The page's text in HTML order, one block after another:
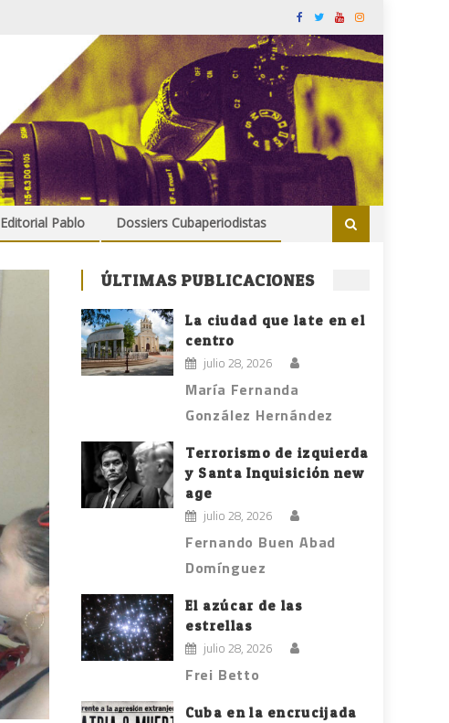
Editorial Pablo Dossiers Cubaperiodistas
ÚLTIMAS PUBLICACIONES
La ciudad que late en el
centro
julio 28, 2026
María Fernanda
González Hernández
Terrorismo de izquierda
y Santa Inquisición new
age
julio 28, 2026
Fernando Buen Abad
Domínguez
El azúcar de las
estrellas
julio 28, 2026
Frei Betto
Cuba en la encrucijada